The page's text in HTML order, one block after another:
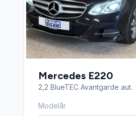
stofindtræk
udvendig
Mercedes E220
2,2 BlueTEC Avantgarde aut.
Modelår